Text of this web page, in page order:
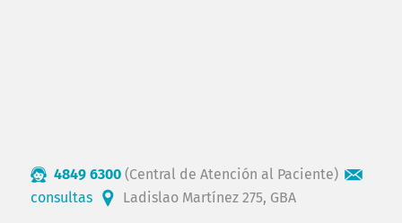
4849 6300 (Central de Atención al Paciente)
consultas
Ladislao Martínez 275, GBA